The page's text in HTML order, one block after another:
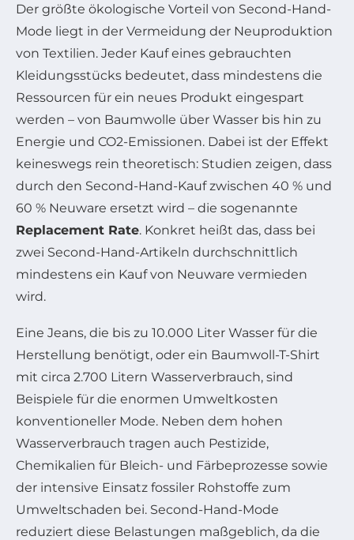
Der größte ökologische Vorteil von Second-Hand-
Mode liegt in der Vermeidung der Neuproduktion
von Textilien. Jeder Kauf eines gebrauchten
Kleidungsstücks bedeutet, dass mindestens die
Ressourcen für ein neues Produkt eingespart
werden – von Baumwolle über Wasser bis hin zu
Energie und CO2-Emissionen. Dabei ist der Effekt
keineswegs rein theoretisch: Studien zeigen, dass
durch den Second-Hand-Kauf zwischen 40 % und
60 % Neuware ersetzt wird – die sogenannte
Replacement Rate. Konkret heißt das, dass bei
zwei Second-Hand-Artikeln durchschnittlich
mindestens ein Kauf von Neuware vermieden
wird.
Eine Jeans, die bis zu 10.000 Liter Wasser für die
Herstellung benötigt, oder ein Baumwoll-T-Shirt
mit circa 2.700 Litern Wasserverbrauch, sind
Beispiele für die enormen Umweltkosten
konventioneller Mode. Neben dem hohen
Wasserverbrauch tragen auch Pestizide,
Chemikalien für Bleich- und Färbeprozesse sowie
der intensive Einsatz fossiler Rohstoffe zum
Umweltschaden bei. Second-Hand-Mode
reduziert diese Belastungen maßgeblich, da die